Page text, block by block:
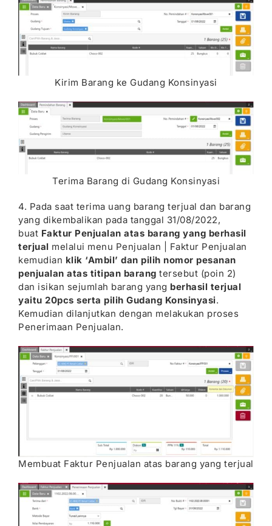
Kirim Barang ke Gudang Konsinyasi
Terima Barang di Gudang Konsinyasi
4. Pada saat terima uang barang terjual dan barang
yang dikembalikan pada tanggal 31/08/2022,
buat Faktur Penjualan atas barang yang berhasil
terjual melalui menu Penjualan | Faktur Penjualan
kemudian klik ‘Ambil’ dan pilih nomor pesanan
penjualan atas titipan barang tersebut (poin 2)
dan isikan sejumlah barang yang berhasil terjual
yaitu 20pcs serta pilih Gudang Konsinyasi.
Kemudian dilanjutkan dengan melakukan proses
Penerimaan Penjualan.
Membuat Faktur Penjualan atas barang yang terjual